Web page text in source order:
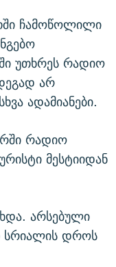
ჩამოწოლილი
უთხრეს რადიო
არ
ადამიანები.
რადიო
მესტიიდან
არსებული
სრიალის დროს